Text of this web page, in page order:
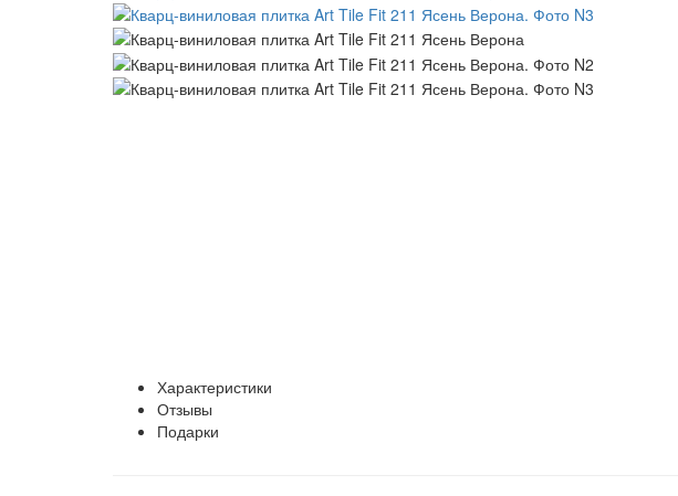
Характеристики
Отзывы
Подарки